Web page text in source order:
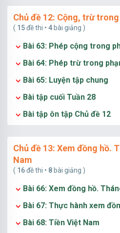
Chủ đề 12: Cộng, trừ
( 15đề thi • 4 bài giảng )
Bài 63: Phép cộng trong
Bài 64: Phép trừ trong
Bài 65: Luyện tập chung
Bài tập cuối Tuần 28
Bài tập ôn tập Chủ đề 12
Chủ đề 13: Xem đồng hồ.
Nam
( 16đề thi • 8 bài giảng )
Bài 66: Xem đồng hồ.
Bài 67: Thực hành xem
Bài 68: Tiền Việt Nam